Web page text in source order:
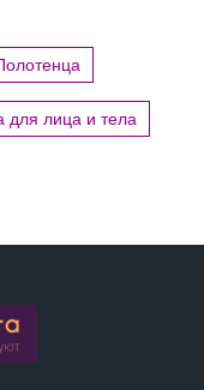
для лица и тела